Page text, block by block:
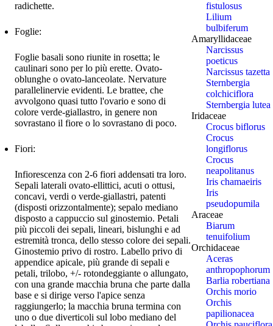
radichette.
Foglie:
Foglie basali sono riunite in rosetta; le
caulinari sono per lo più erette. Ovato-
oblunghe o ovato-lanceolate. Nervature
parallelinervie evidenti. Le brattee, che
avvolgono quasi tutto l'ovario e sono di
colore verde-giallastro, in genere non
sovrastano il fiore o lo sovrastano di poco.
Fiori:
Infiorescenza con 2-6 fiori addensati tra loro.
Sepali laterali ovato-ellittici, acuti o ottusi,
concavi, verdi o verde-giallastri, patenti
(disposti orizzontalmente); sepalo mediano
disposto a cappuccio sul ginostemio. Petali
più piccoli dei sepali, lineari, bislunghi e ad
estremità tronca, dello stesso colore dei sepali.
Ginostemio privo di rostro. Labello privo di
appendice apicale, più grande di sepali e
petali, trilobo, +/- rotondeggiante o allungato,
con una grande macchia bruna che parte dalla
base e si dirige verso l'apice senza
raggiungerlo; la macchia bruna termina con
uno o due diverticoli sul lobo mediano del
fistulosus
Lilium
bulbiferum
Amaryllidaceae
Narcissus
poeticus
Narcissus tazetta
Sternbergia
colchiciflora
Sternbergia lutea
Iridaceae
Crocus biflorus
Crocus
longiflorus
Crocus
neapolitanus
Iris chamaeiris
Iris
pseudopumila
Araceae
Biarum
tenuifolium
Orchidaceae
Aceras
anthropophorum
Barlia robertiana
Orchis morio
Orchis
papilionacea